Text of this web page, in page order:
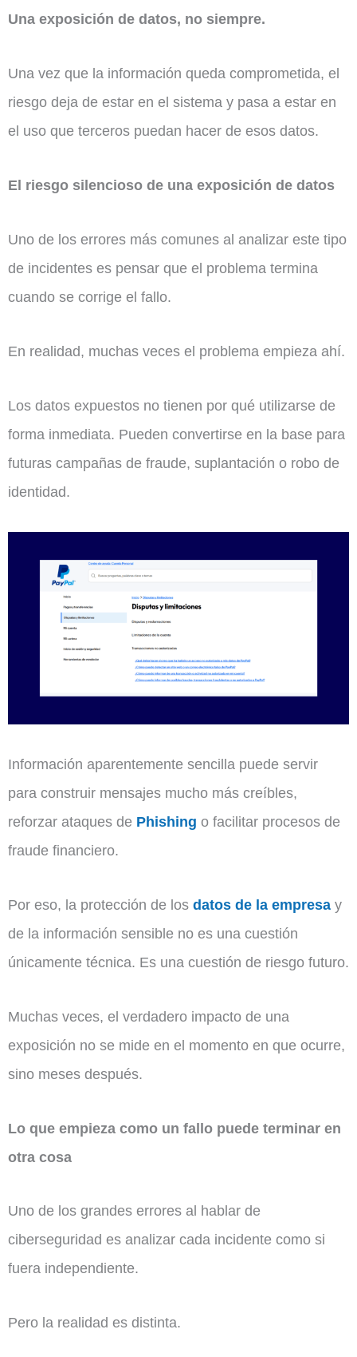
Una exposición de datos, no siempre.
Una vez que la información queda comprometida, el
riesgo deja de estar en el sistema y pasa a estar en
el uso que terceros puedan hacer de esos datos.
El riesgo silencioso de una exposición de datos
Uno de los errores más comunes al analizar este tipo
de incidentes es pensar que el problema termina
cuando se corrige el fallo.
En realidad, muchas veces el problema empieza ahí.
Los datos expuestos no tienen por qué utilizarse de
forma inmediata. Pueden convertirse en la base para
futuras campañas de fraude, suplantación o robo de
identidad.
Información aparentemente sencilla puede servir
para construir mensajes mucho más creíbles,
reforzar ataques de Phishing o facilitar procesos de
fraude financiero.
Por eso, la protección de los datos de la empresa y
de la información sensible no es una cuestión
únicamente técnica. Es una cuestión de riesgo futuro.
Muchas veces, el verdadero impacto de una
exposición no se mide en el momento en que ocurre,
sino meses después.
Lo que empieza como un fallo puede terminar en
otra cosa
Uno de los grandes errores al hablar de
ciberseguridad es analizar cada incidente como si
fuera independiente.
Pero la realidad es distinta.